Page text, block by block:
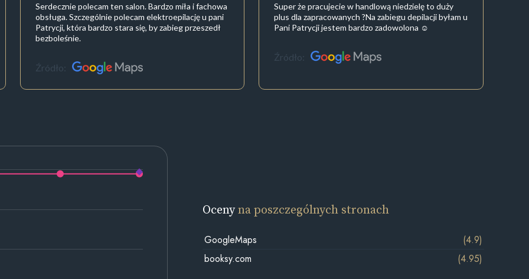
Serdecznie polecam ten salon. Bardzo miła i fachowa
obsługa. Szczególnie polecam elektroepilację u pani
Patrycji, która bardzo stara się, by zabieg przeszedł
bezboleśnie.
Źródło:
Super że pracujecie w handlową niedzielę to duży
plus dla zapracowanych ?Na zabiegu depilacji byłam u
Pani Patrycji jestem bardzo zadowolona ☺️
Źródło:
Ocenyna poszczególnych stronach
GoogleMaps
(4.9)
booksy.com
(4.95)